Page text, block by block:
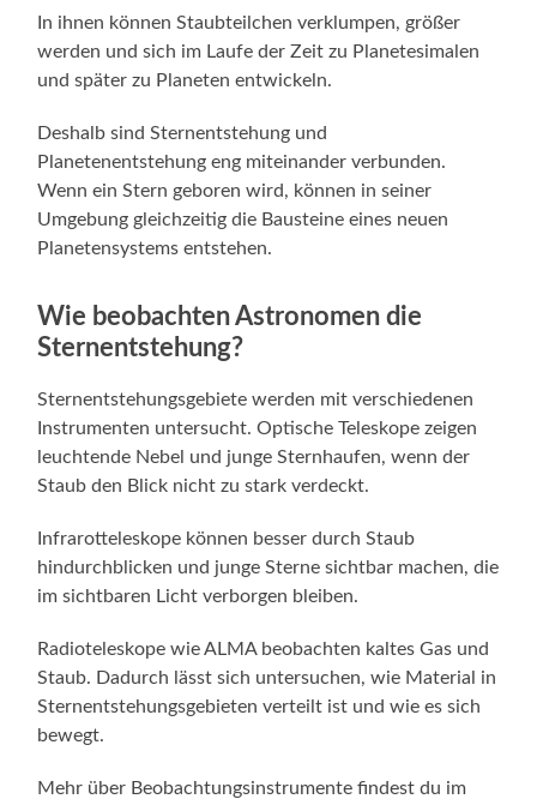
In ihnen können Staubteilchen verklumpen, größer
werden und sich im Laufe der Zeit zu Planetesimalen
und später zu Planeten entwickeln.
Deshalb sind Sternentstehung und
Planetenentstehung eng miteinander verbunden.
Wenn ein Stern geboren wird, können in seiner
Umgebung gleichzeitig die Bausteine eines neuen
Planetensystems entstehen.
Wie beobachten Astronomen die
Sternentstehung?
Sternentstehungsgebiete werden mit verschiedenen
Instrumenten untersucht. Optische Teleskope zeigen
leuchtende Nebel und junge Sternhaufen, wenn der
Staub den Blick nicht zu stark verdeckt.
Infrarotteleskope können besser durch Staub
hindurchblicken und junge Sterne sichtbar machen, die
im sichtbaren Licht verborgen bleiben.
Radioteleskope wie ALMA beobachten kaltes Gas und
Staub. Dadurch lässt sich untersuchen, wie Material in
Sternentstehungsgebieten verteilt ist und wie es sich
bewegt.
Mehr über Beobachtungsinstrumente findest du im